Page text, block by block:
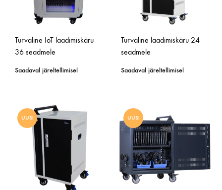
Turvaline IoT laadimiskäru
36 seadmele
Saadaval järeltellimisel
Turvaline laadimiskäru 24
seadmele
Saadaval järeltellimisel
UUS! UUS!